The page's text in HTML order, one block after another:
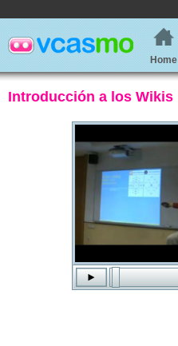
Home
Introducción a los Wikis